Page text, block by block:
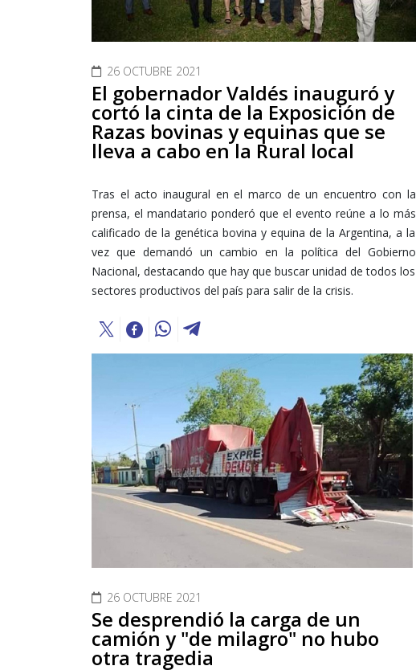
26 OCTUBRE 2021
El gobernador Valdés inauguró y
cortó la cinta de la Exposición de
Razas bovinas y equinas que se
lleva a cabo en la Rural local
Tras el acto inaugural en el marco de un encuentro con la
prensa, el mandatario ponderó que el evento reúne a lo más
calificado de la genética bovina y equina de la Argentina, a la
vez que demandó un cambio en la política del Gobierno
Nacional, destacando que hay que buscar unidad de todos los
sectores productivos del país para salir de la crisis.
26 OCTUBRE 2021
Se desprendió la carga de un
camión y "de milagro" no hubo
otra tragedia